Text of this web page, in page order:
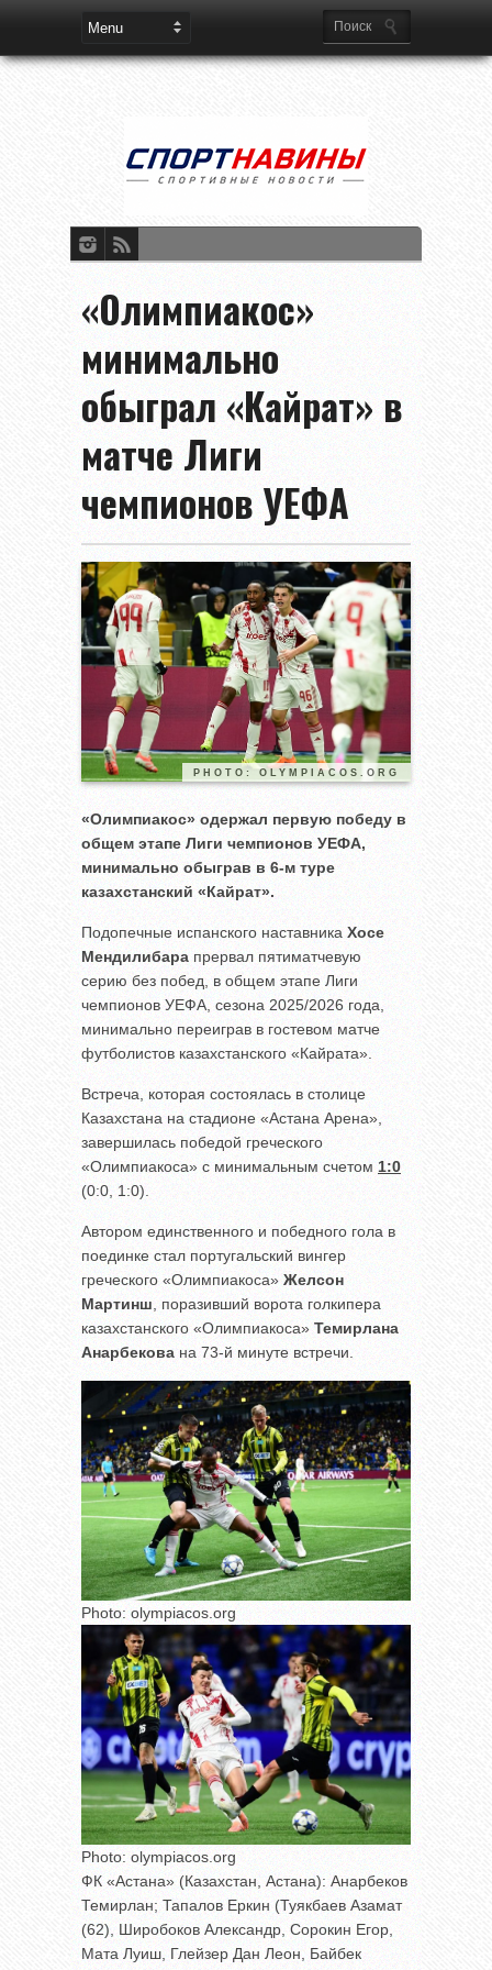
«Олимпиакос»
минимально
обыграл «Кайрат» в
матче Лиги
чемпионов УЕФА
PHOTO: OLYMPIACOS.ORG
«Олимпиакос» одержал первую победу в
общем этапе Лиги чемпионов УЕФА,
минимально обыграв в 6-м туре
казахстанский «Кайрат».
Подопечные испанского наставника Хосе
Мендилибара прервал пятиматчевую
серию без побед, в общем этапе Лиги
чемпионов УЕФА, сезона 2025/2026 года,
минимально переиграв в гостевом матче
футболистов казахстанского «Кайрата».
Встреча, которая состоялась в столице
Казахстана на стадионе «Астана Арена»,
завершилась победой греческого
«Олимпиакоса» с минимальным счетом 1:0
(0:0, 1:0).
Автором единственного и победного гола в
поединке стал португальский вингер
греческого «Олимпиакоса» Желсон
Мартинш, поразивший ворота голкипера
казахстанского «Олимпиакоса» Темирлана
Анарбекова на 73-й минуте встречи.
Photo: olympiacos.org
Photo: olympiacos.org
ФК «Астана» (Казахстан, Астана): Анарбеков
Темирлан; Тапалов Еркин (Туякбаев Азамат
(62), Широбоков Александр, Сорокин Егор,
Мата Луиш, Глейзер Дан Леон, Байбек